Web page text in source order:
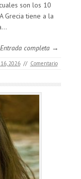
son los 10
Grecia tiene a la
Entrada completa →
2026 // Comentario